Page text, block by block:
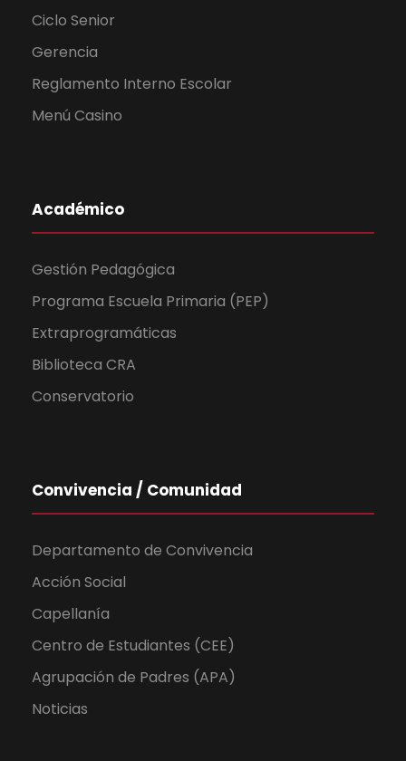
Ciclo Senior
Gerencia
Reglamento Interno Escolar
Menú Casino
Académico
Gestión Pedagógica
Programa Escuela Primaria (PEP)
Extraprogramáticas
Biblioteca CRA
Conservatorio
Convivencia / Comunidad
Departamento de Convivencia
Acción Social
Capellanía
Centro de Estudiantes (CEE)
Agrupación de Padres (APA)
Noticias